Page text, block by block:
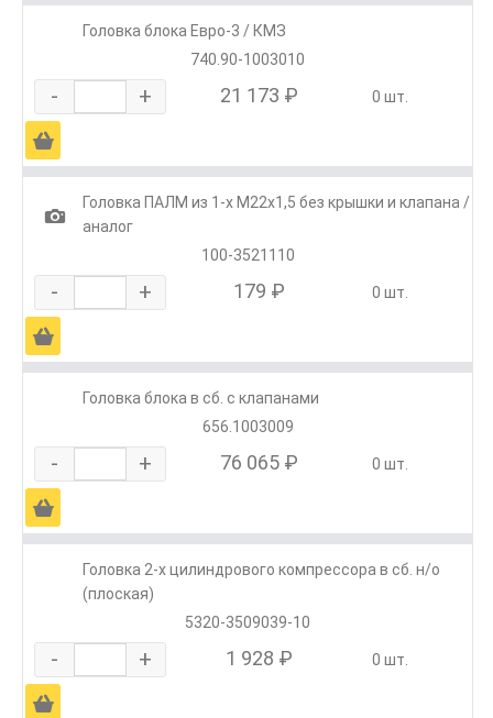
Головка блока Евро-3 / КМЗ
740.90-1003010
- + 21 173 ₽ 0 шт.
Ä
1
Головка ПАЛМ из 1-х М22х1,5 без крышки и клапана /
аналог
100-3521110
- + 179 ₽ 0 шт.
Ä
Головка блока в сб. с клапанами
656.1003009
- + 76 065 ₽ 0 шт.
Ä
Головка 2-х цилиндрового компрессора в сб. н/о
(плоская)
5320-3509039-10
- + 1 928 ₽ 0 шт.
Ä